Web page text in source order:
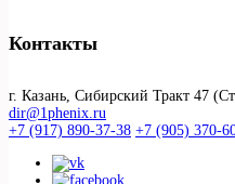
Контакты
г. Казань, Сибирский Тракт 47
dir@1phenix.ru
+7 (917) 890-37-38 +7 (905) 370-